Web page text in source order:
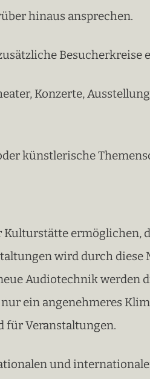
hinaus ansprechen.
Besucherkreise
Konzerte,
künstlerische
Kulturstätte ermöglichen,
wird durch
Audiotechnik werden
ein angenehmeres
für Veranstaltungen.
und